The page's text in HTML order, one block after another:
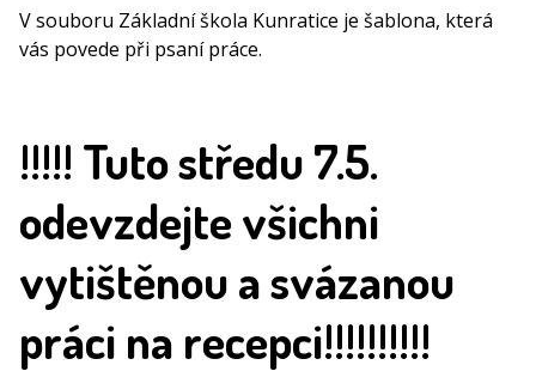
V souboru Základní škola Kunratice je šablona, která
vás povede při psaní práce.
!!!!! Tuto středu 7.5.
odevzdejte všichni
vytištěnou a svázanou
práci na recepci!!!!!!!!!!